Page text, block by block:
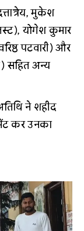
मुकेश
योगेश कुमार
पटवारी) और
सहित अन्य
ने शहीद
कर उनका